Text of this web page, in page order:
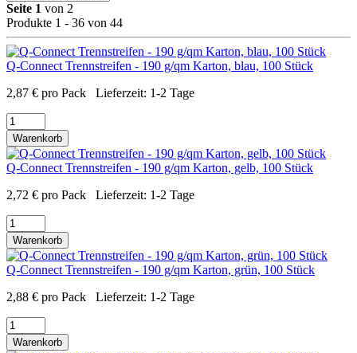
Seite 1 von 2
Produkte 1 - 36 von 44
Q-Connect Trennstreifen - 190 g/qm Karton, blau, 100 Stück
2,87 € pro Pack Lieferzeit: 1-2 Tage
Warenkorb
Q-Connect Trennstreifen - 190 g/qm Karton, gelb, 100 Stück
2,72 € pro Pack Lieferzeit: 1-2 Tage
Warenkorb
Q-Connect Trennstreifen - 190 g/qm Karton, grün, 100 Stück
2,88 € pro Pack Lieferzeit: 1-2 Tage
Warenkorb